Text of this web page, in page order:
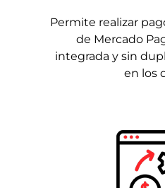
Permite realizar
de Mercado
integrada y sin
en los